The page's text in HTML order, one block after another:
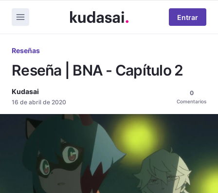
Entrar
Reseñas
Reseña | BNA - Capítulo 2
Kudasai
16 de abril de 2020
0
Comentarios